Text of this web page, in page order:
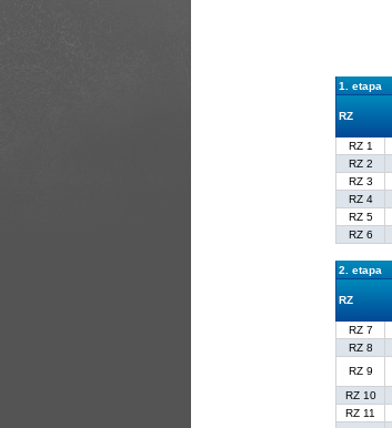
1. etapa
RZ
RZ 1
RZ 2
RZ 3
RZ 4
RZ 5
RZ 6
2. etapa
RZ
RZ 7
RZ 8
RZ 9
RZ 10
RZ 11